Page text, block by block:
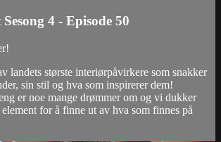
4 - Episode 50
landets største interiørpåvirkere som snakker
sin stil og hva som inspirerer dem!
er noe mange drømmer om og vi dukker
for å finne ut av hva som finnes på